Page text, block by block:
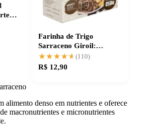
Farinha de Trigo
Sarraceno Giroil:
qualidade na medida
certa
★★★★★
★★★★★(110)
R$ 12,90
alimento denso em nutrientes e oferece
macronutrientes e micronutrientes